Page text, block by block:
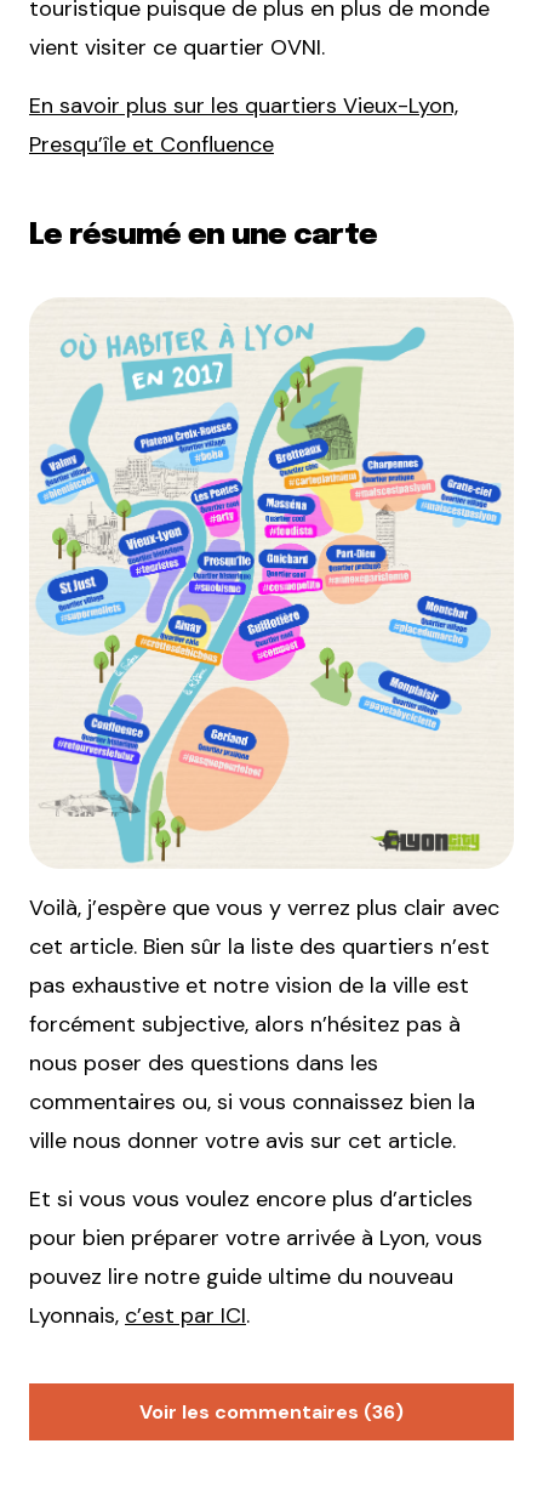
touristique puisque de plus en plus de monde
vient visiter ce quartier OVNI.
En savoir plus sur les quartiers Vieux-Lyon,
Presqu’île et Confluence
Le résumé en une carte
Voilà, j’espère que vous y verrez plus clair avec
cet article. Bien sûr la liste des quartiers n’est
pas exhaustive et notre vision de la ville est
forcément subjective, alors n’hésitez pas à
nous poser des questions dans les
commentaires ou, si vous connaissez bien la
ville nous donner votre avis sur cet article.
Et si vous vous voulez encore plus d’articles
pour bien préparer votre arrivée à Lyon, vous
pouvez lire notre guide ultime du nouveau
Lyonnais, c’est par ICI.
Voir les commentaires (36)